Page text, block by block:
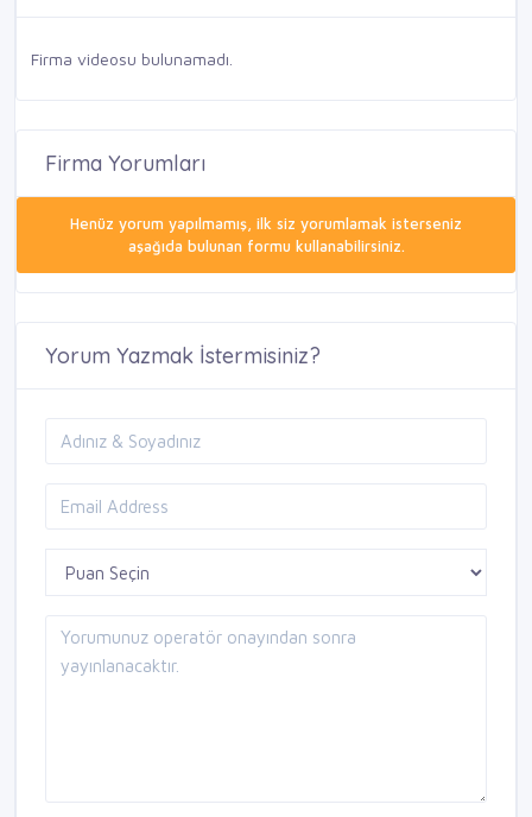
Firma videosu bulunamadı.
Firma Yorumları
Henüz yorum yapılmamış, ilk siz yorumlamak isterseniz
aşağıda bulunan formu kullanabilirsiniz.
Yorum Yazmak İstermisiniz?